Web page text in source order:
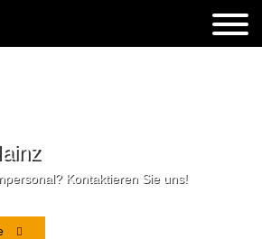
Kontaktieren Sie uns!